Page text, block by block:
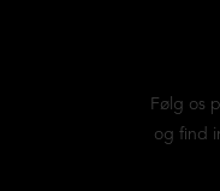
Følg os
og find